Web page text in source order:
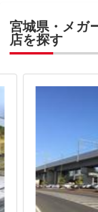
宮城県・メガ
店を探す